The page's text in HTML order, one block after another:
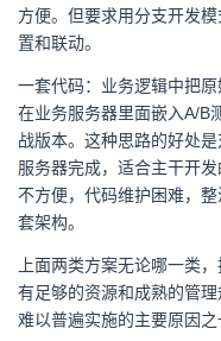
方便。但要求用分支开发
置和联动。
一套代码：业务逻辑中把
在业务服务器里面嵌入A/B
战版本。这种思路的好处
服务器完成，适合主干开发
不方便，代码维护困难，
套架构。
上面两类方案无论哪一类
有足够的资源和成熟的管
难以普遍实施的主要原因之